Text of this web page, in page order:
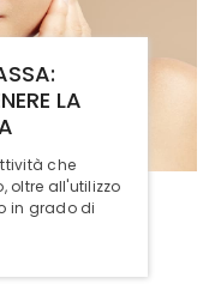
LA
che
oltre all'utilizzo
in grado di